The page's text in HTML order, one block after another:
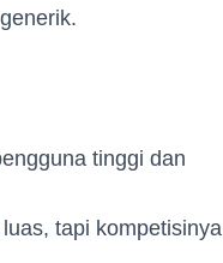
tinggi dan
tapi kompetisinya